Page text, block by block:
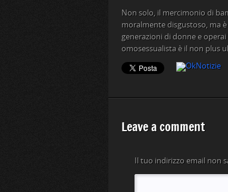
Non solo, il mercimonio di
moralmente disgustoso, ma
generazioni di donne e
omosessualista è il non plus
Leave a comment
Il tuo indirizzo email non